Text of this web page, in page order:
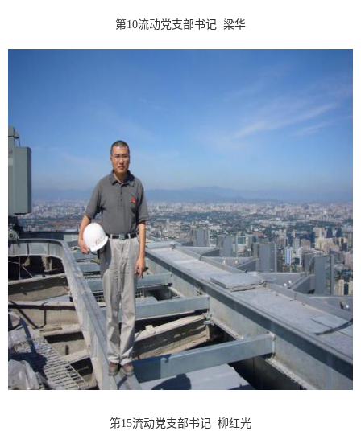
第10流动党支部书记 梁华
第15流动党支部书记 柳红光